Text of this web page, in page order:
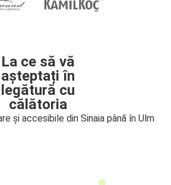
La ce să vă
așteptați în
legătură cu
călătoria
și accesibile din Sinaia până în Ulm